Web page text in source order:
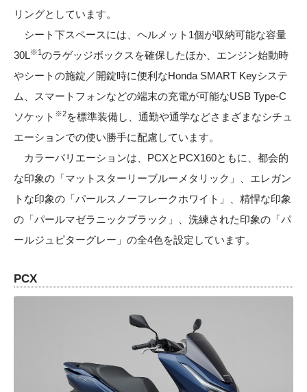
リングとしています。
シート下スペースには、ヘルメット1個が収納可能な容量
30L※1 のラゲッジボックスを確保したほか、エンジン始動時
やシートの施錠／開錠時に便利なHonda SMART Keyシステ
ム、スマートフォンなどの端末の充電が可能なUSB Type-C
ソケット ※2を標準装備し、通勤や通学などさまざまなシチュ
エーションでの使い勝手に配慮しています。
カラーバリエーションは、PCXとPCX160ともに、都会的
な印象の「マットスターリーブルーメタリック」、エレガン
トな印象の「パールスノーフレークホワイト」、精悍な印象
の「パールマゼラニックブラック」、洗練された印象の「パ
ールジュピターグレー」の全4色を設定しています。
PCX